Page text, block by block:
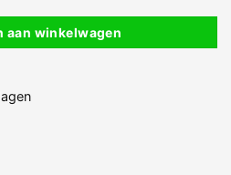
aan winkelwagen